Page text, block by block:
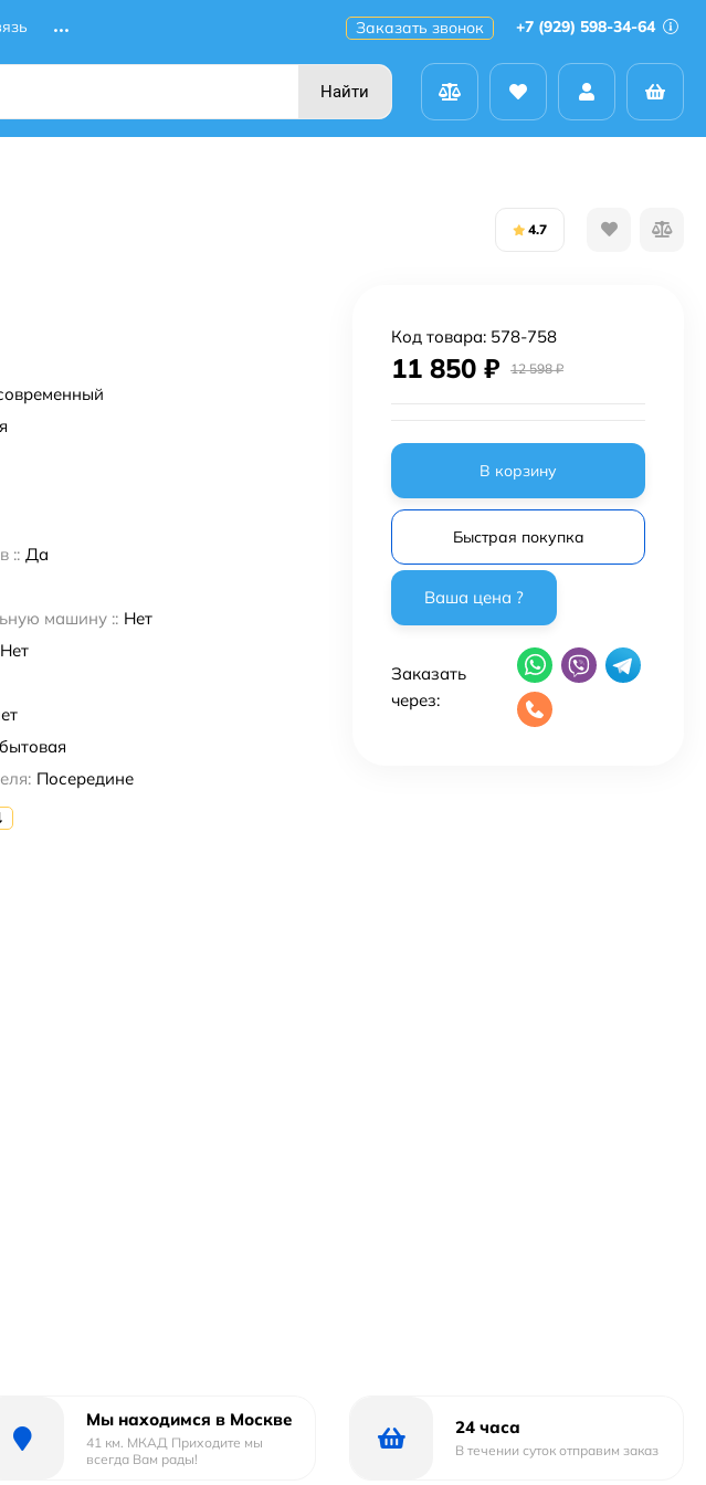
Заказать звонок +7 (929) 598-34-64
Найти
4.7
:: Да
машину :: Нет
Нет
бытовая
Посередине
Код товара: 578-758
11 850 ₽ 12 598₽
В корзину
Быстрая покупка
Заказать
через:
Мы находимся в Москве
41 км. МКАД Приходите мы
всегда Вам рады!
24 часа
В течении суток отправим заказ